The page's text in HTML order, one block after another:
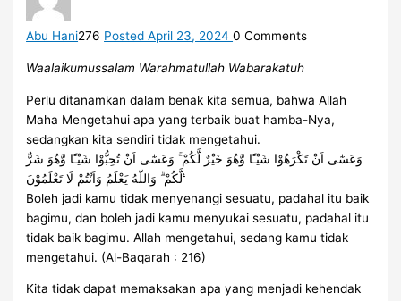
Abu Hani276 Posted April 23, 20240 Comments
Waalaikumussalam Warahmatullah Wabarakatuh
Perlu ditanamkan dalam benak kita semua, bahwa Allah
Maha Mengetahui apa yang terbaik buat hamba-Nya,
sedangkan kita sendiri tidak mengetahui.
وَعَسٰٓى اَنْ تَكْرَهُوْا شَيْـًٔا وَّهُوَ خَيْرٌ لَّكُمْ ۚ وَعَسٰٓى اَنْ تُحِبُّوْا شَيْـًٔا وَّهُوَ شَرٌّ
لَّكُمْ ۗ وَاللّٰهُ يَعْلَمُ وَاَنْتُمْ لَا تَعْلَمُوْنَ ࣖ
Boleh jadi kamu tidak menyenangi sesuatu, padahal itu baik
bagimu, dan boleh jadi kamu menyukai sesuatu, padahal itu
tidak baik bagimu. Allah mengetahui, sedang kamu tidak
mengetahui. (Al-Baqarah : 216)
Kita tidak dapat memaksakan apa yang menjadi kehendak